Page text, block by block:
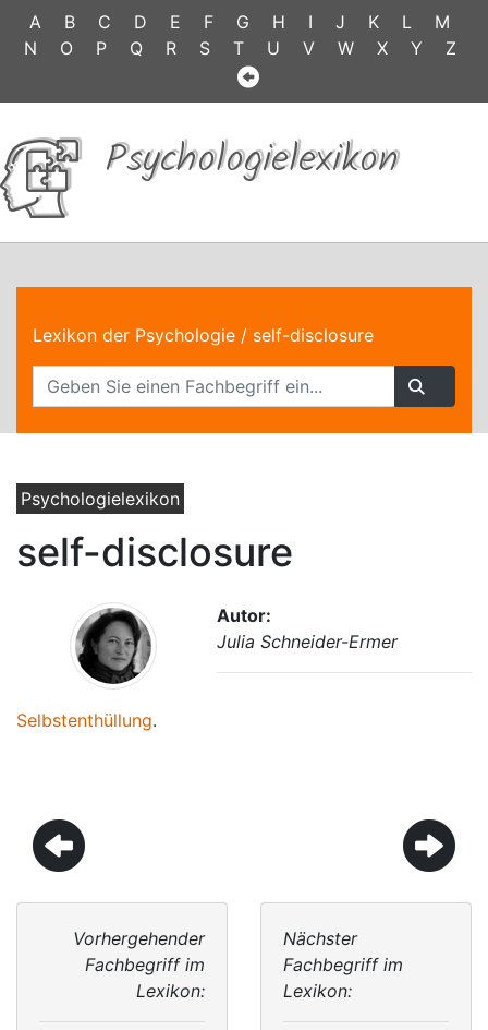
A B C D E F G H I J K L
M
N
O P Q R S T U V W X Y Z
Psychologielexikon
Lexikon der Psychologie / self-disclosure
Psychologielexikon
self-disclosure
Autor:
Julia Schneider-Ermer
Selbstenthüllung.
Vorhergehender
Fachbegriff im
Lexikon:
Nächster
Fachbegriff im
Lexikon: